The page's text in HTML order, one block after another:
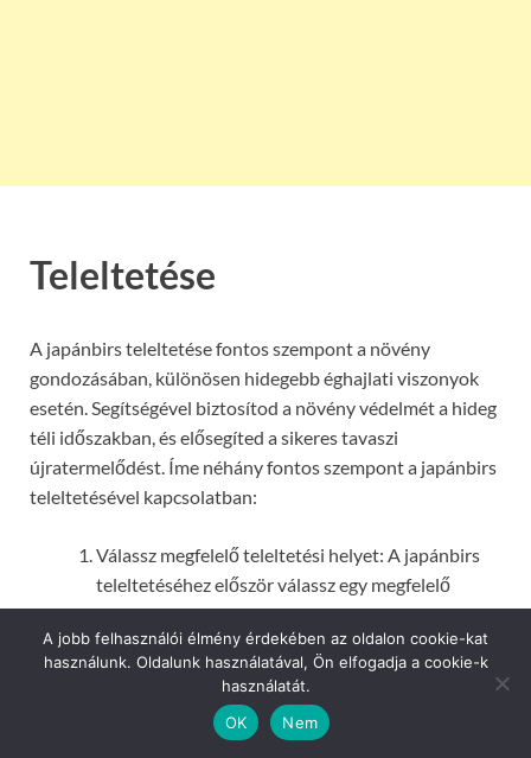
Teleltetése
A japánbirs teleltetése fontos szempont a növény
gondozásában, különösen hidegebb éghajlati viszonyok
esetén. Segítségével biztosítod a növény védelmét a hideg
téli időszakban, és elősegíted a sikeres tavaszi
újratermelődést. Íme néhány fontos szempont a japánbirs
teleltetésével kapcsolatban:
Válassz megfelelő teleltetési helyet: A japánbirs
teleltetéséhez először válassz egy megfelelő
helyet. Ideális esetben olyan helyet keresel, ahol a
növényt védik a hideg szelek és a szélsőséges
hideg. Például a kertben egy fal mellett, vagy egy
fólia alatt található helyzet kiváló lehet a védelem
szempontjából.
A jobb felhasználói élmény érdekében az oldalon cookie-kat
használunk. Oldalunk használatával, Ön elfogadja a cookie-k
használatát.
OK
Nem